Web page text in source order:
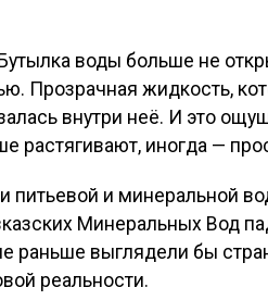
воды больше не
Прозрачная жидкость,
внутри неё. И это
растягивают, иногда —
питьевой и минеральной
Минеральных Вод
раньше выглядели бы
реальности.